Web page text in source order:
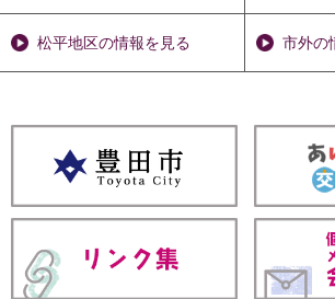
松平地区の情報を見る 市外の